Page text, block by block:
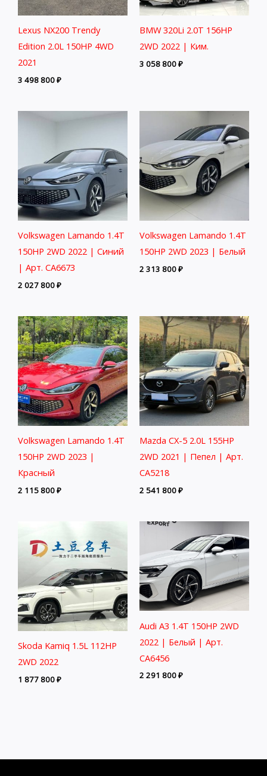
Lexus NX200 Trendy
Edition 2.0L 150HP 4WD
2021
3 498 800₽
BMW 320Li 2.0T 156HP
2WD 2022 | Ким.
3 058 800₽
Volkswagen Lamando 1.4T
150HP 2WD 2022 | Синий
| Арт. CA6673
2 027 800₽
Volkswagen Lamando 1.4T
150HP 2WD 2023 | Белый
2 313 800₽
Volkswagen Lamando 1.4T
150HP 2WD 2023 |
Красный
2 115 800₽
Mazda CX-5 2.0L 155HP
2WD 2021 | Пепел | Арт.
CA5218
2 541 800₽
Skoda Kamiq 1.5L 112HP
2WD 2022
1 877 800₽
Audi A3 1.4T 150HP 2WD
2022 | Белый | Арт.
CA6456
2 291 800₽